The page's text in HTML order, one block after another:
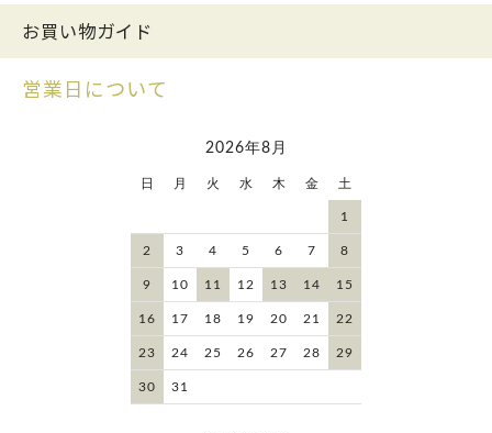
お買い物ガイド
営業日について
2026年8月
日 月 火 水 木 金 土
1
2 3 4 5 6 7 8
9 10 11 12 13 14 15
16 17 18 19 20 21 22
23 24 25 26 27 28 29
30 31